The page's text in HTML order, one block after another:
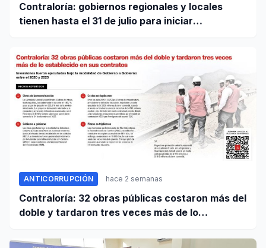
Contraloría: gobiernos regionales y locales
tienen hasta el 31 de julio para iniciar
ANTICORRUPCIÓN hace 2 semanas
Contraloría: 32 obras públicas costaron más del
doble y tardaron tres veces más de lo